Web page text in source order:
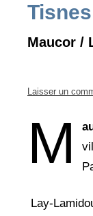
Maucor /
Laisser un
M
Lay-